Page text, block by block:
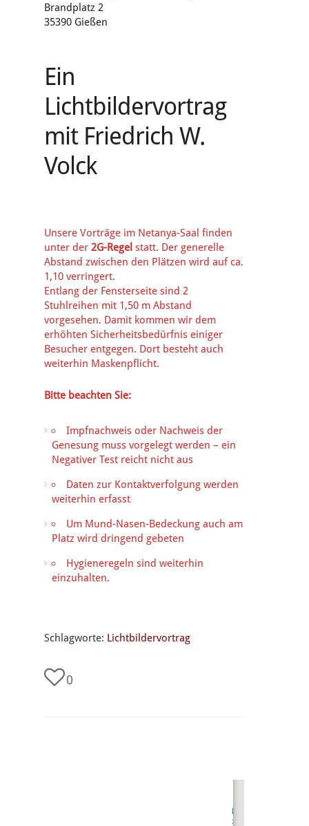
Brandplatz 2
35390 Gießen
Ein
Lichtbildervortrag
mit Friedrich W.
Volck
Unsere Vorträge im Netanya-Saal finden
unter der 2G-Regel statt. Der generelle
Abstand zwischen den Plätzen wird auf ca.
1,10 verringert.
Entlang der Fensterseite sind 2
Stuhlreihen mit 1,50 m Abstand
vorgesehen. Damit kommen wir dem
erhöhten Sicherheitsbedürfnis einiger
Besucher entgegen. Dort besteht auch
weiterhin Maskenpflicht.
Bitte beachten Sie:
Impfnachweis oder Nachweis der
Genesung muss vorgelegt werden – ein
Negativer Test reicht nicht aus
Daten zur Kontaktverfolgung werden
weiterhin erfasst
Um Mund-Nasen-Bedeckung auch am
Platz wird dringend gebeten
Hygieneregeln sind weiterhin
einzuhalten.
Schlagworte: Lichtbildervortrag
0
Netanya-
Saal